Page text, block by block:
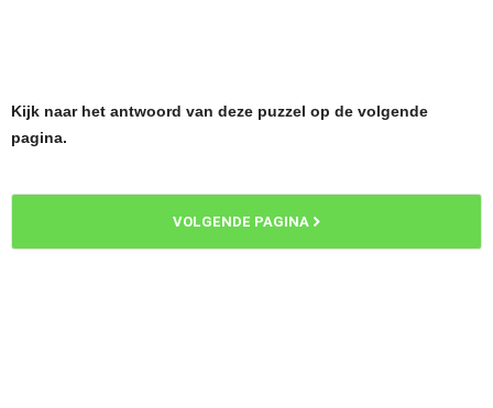
Kijk naar het antwoord van deze puzzel op de volgende
pagina.
VOLGENDE PAGINA